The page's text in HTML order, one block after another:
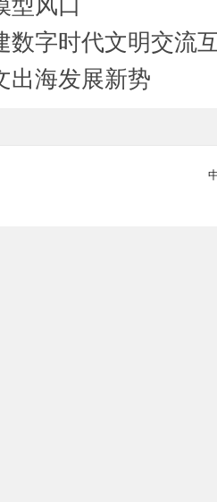
型风口
数字时代文明交流
出海发展新势